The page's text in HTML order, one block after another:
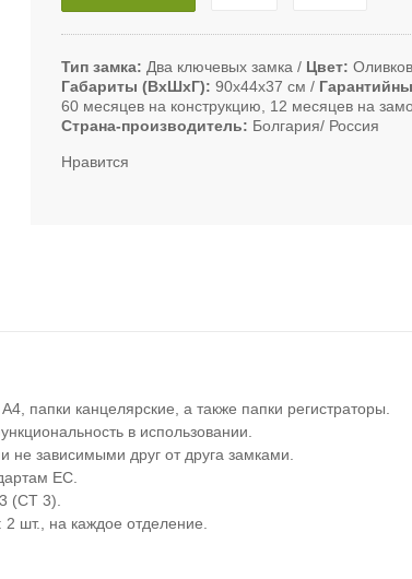
Тип замка Два ключевых замка Цвет
Габариты (ВxШxГ)
90х44х37 см
60 месяцев на конструкцию, 12 месяцев на
Страна-производитель
Болгария/ Россия
Нравится
папки канцелярские, а также папки регистраторы.
в использовании.
зависимыми друг от друга замками.
ЕС.
(СТ 3).
шт., на каждое отделение.